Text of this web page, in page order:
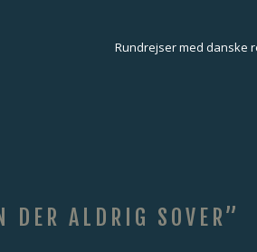
Rundrejser med danske
ALDRIG SOVER”